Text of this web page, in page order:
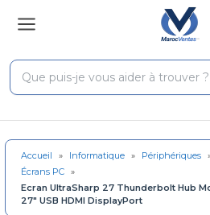
Accueil » Informatique » Périphériques
Écrans PC »
Ecran UltraSharp 27 Thunderbolt Hub
27" USB HDMI DisplayPort